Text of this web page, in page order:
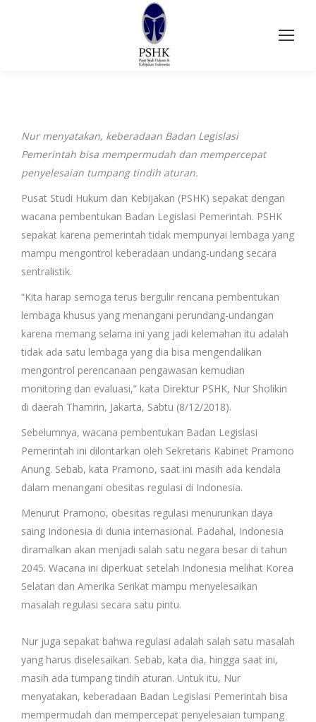
Nur menyatakan, keberadaan Badan Legislasi
Pemerintah bisa mempermudah dan mempercepat
penyelesaian tumpang tindih aturan.
Pusat Studi Hukum dan Kebijakan (PSHK) sepakat dengan
wacana pembentukan Badan Legislasi Pemerintah. PSHK
sepakat karena pemerintah tidak mempunyai lembaga yang
mampu mengontrol keberadaan undang-undang secara
sentralistik.
“Kita harap semoga terus bergulir rencana pembentukan
lembaga khusus yang menangani perundang-undangan
karena memang selama ini yang jadi kelemahan itu adalah
tidak ada satu lembaga yang dia bisa mengendalikan
mengontrol perencanaan pengawasan kemudian
monitoring dan evaluasi,” kata Direktur PSHK, Nur Sholikin
di daerah Thamrin, Jakarta, Sabtu (8/12/2018).
Sebelumnya, wacana pembentukan Badan Legislasi
Pemerintah ini dilontarkan oleh Sekretaris Kabinet Pramono
Anung. Sebab, kata Pramono, saat ini masih ada kendala
dalam menangani obesitas regulasi di Indonesia.
Menurut Pramono, obesitas regulasi menurunkan daya
saing Indonesia di dunia internasional. Padahal, Indonesia
diramalkan akan menjadi salah satu negara besar di tahun
2045. Wacana ini diperkuat setelah Indonesia melihat Korea
Selatan dan Amerika Serikat mampu menyelesaikan
masalah regulasi secara satu pintu.
Nur juga sepakat bahwa regulasi adalah salah satu masalah
yang harus diselesaikan. Sebab, kata dia, hingga saat ini,
masih ada tumpang tindih aturan. Untuk itu, Nur
menyatakan, keberadaan Badan Legislasi Pemerintah bisa
mempermudah dan mempercepat penyelesaian tumpang